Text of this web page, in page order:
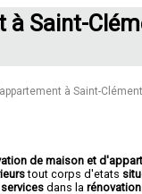
à Saint-
à Saint-
de maison et
tout corps d'etats
services dans la